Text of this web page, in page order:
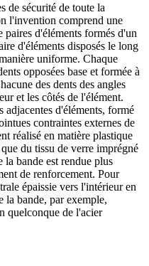
de sécurité de toute la
l'invention comprend une
d'éléments formés d'un
d'éléments disposés le long
uniforme. Chaque
opposées base et formée à
des dents des angles
et les côtés de l'élément.
adjacentes d'éléments, formé
contraintes externes de
réalisé en matière plastique
du tissu de verre imprégné
la bande est rendue plus
de renforcement. Pour
épaissie vers l'intérieur en
la bande, par exemple,
quelconque de l'acier